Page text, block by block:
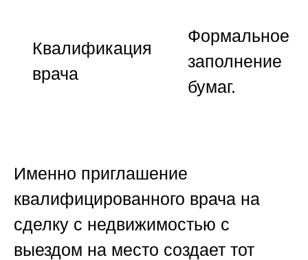
Квалификация
врача
Формальное
заполнение
бумаг.
Именно приглашение
квалифицированного врача на
сделку с недвижимостью с
выездом на место создает тот